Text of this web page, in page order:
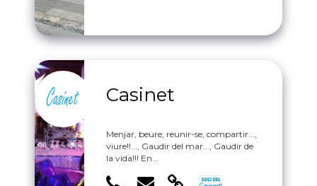
Casinet
Menjar, beure, reunir-se, compartir...,
viure!!..., Gaudir del mar..., Gaudir de
la vida!!! En...